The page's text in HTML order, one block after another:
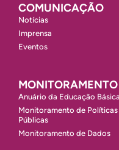
COMUNICAÇÃO
Notícias
Imprensa
Eventos
MONITORAMENTO
Anuário da Educação Básica
Monitoramento de Políticas
Públicas
Monitoramento de Dados